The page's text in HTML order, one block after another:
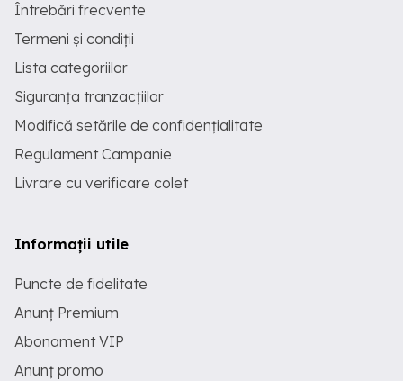
Întrebări frecvente
Termeni și condiții
Lista categoriilor
Siguranța tranzacțiilor
Modifică setările de confidențialitate
Regulament Campanie
Livrare cu verificare colet
Informații utile
Puncte de fidelitate
Anunț Premium
Abonament VIP
Anunț promo